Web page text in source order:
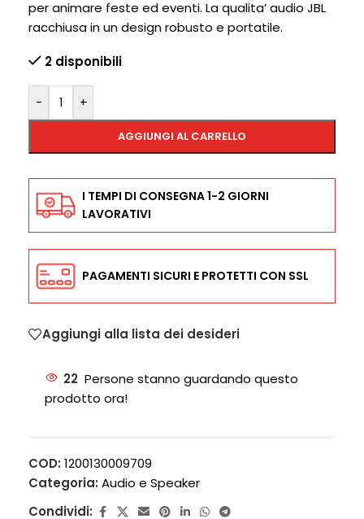
per animare feste ed eventi. La qualita’ audio JBL
racchiusa in un design robusto e portatile.
2 disponibili
- +
AGGIUNGI AL CARRELLO
I TEMPI DI CONSEGNA 1-2 GIORNI
LAVORATIVI
PAGAMENTI SICURI E PROTETTI CON SSL
Aggiungi alla lista dei desideri
22 Persone stanno guardando questo
prodotto ora!
COD: 1200130009709
Categoria: Audio e Speaker
Condividi: